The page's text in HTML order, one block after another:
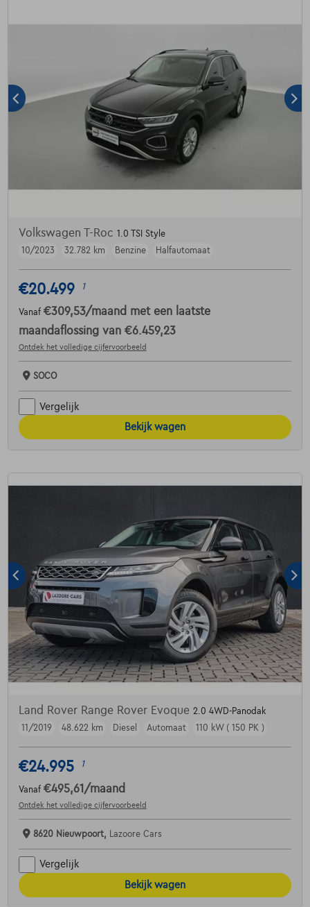
Volkswagen T-Roc 1.0 TSI Style
10/2023
32.782 km Benzine Halfautomaat
€20.499 1
Vanaf €309,53/maand met een laatste
maandaflossing van €6.459,23
Ontdek het volledige cijfervoorbeeld
SOCO
Vergelijk
Bekijk wagen
Land Rover Range Rover Evoque 2.0 4WD-Panodak
11/2019
48.622 km Diesel Automaat 110 kW ( 150 PK )
€24.995 1
Vanaf €495,61 /maand
Ontdek het volledige cijfervoorbeeld
8620 Nieuwpoort, Lazoore Cars
Vergelijk
Bekijk wagen